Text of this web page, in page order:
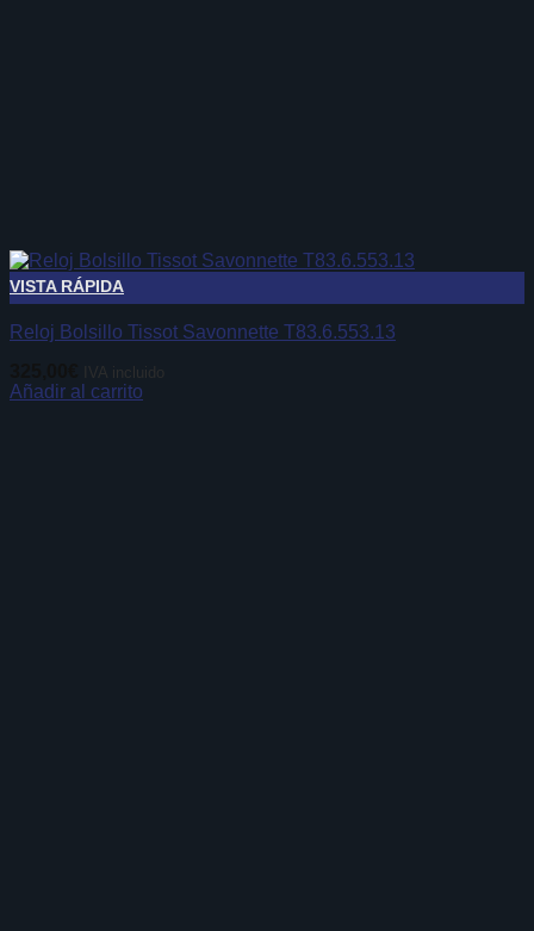
VISTA RÁPIDA
Reloj Bolsillo Tissot Savonnette T83.6.553.13
IVA incluido
Añadir al carrito